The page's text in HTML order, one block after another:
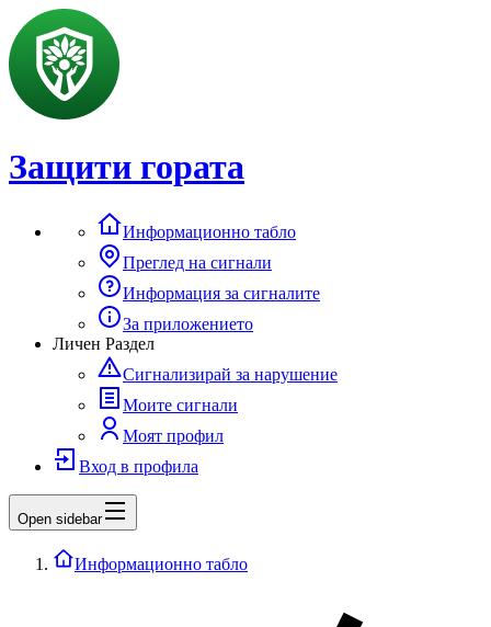
Защити гората
Информационно табло
Преглед на сигнали
Информация за сигналите
За приложението
Личен Раздел
Сигнализирай за нарушение
Моите сигнали
Моят профил
Вход в профила
Open sidebar
Информационно табло